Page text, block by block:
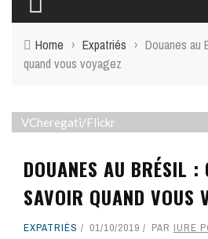
Home › Expatriés › Douanes au
quand vous voyagez
VCheregati/Flickr
DOUANES AU BRÉSIL :
SAVOIR QUAND VOUS
EXPATRIÉS 01/10/2019 PAR IURE